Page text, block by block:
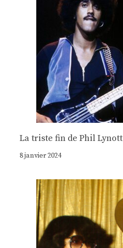
La triste fin de Phil Lynott
8 janvier 2024